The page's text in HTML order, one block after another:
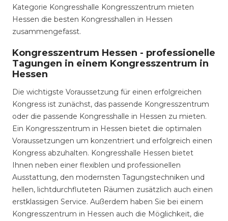
Kategorie Kongresshalle Kongresszentrum mieten
Hessen die besten Kongresshallen in Hessen
zusammengefasst.
Kongresszentrum Hessen - professionelle
Tagungen in einem Kongresszentrum in
Hessen
Die wichtigste Voraussetzung für einen erfolgreichen
Kongress ist zunächst, das passende Kongresszentrum
oder die passende Kongresshalle in Hessen zu mieten.
Ein Kongresszentrum in Hessen bietet die optimalen
Voraussetzungen um konzentriert und erfolgreich einen
Kongress abzuhalten. Kongresshalle Hessen bietet
Ihnen neben einer flexiblen und professionellen
Ausstattung, den modernsten Tagungstechniken und
hellen, lichtdurchfluteten Räumen zusätzlich auch einen
erstklassigen Service. Außerdem haben Sie bei einem
Kongresszentrum in Hessen auch die Möglichkeit, die